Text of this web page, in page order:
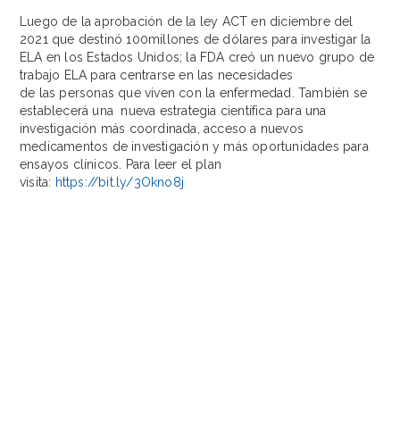
Luego de la aprobación de la ley ACT en diciembre del
2021 que destinó 100millones de dólares para investigar la
ELA en los Estados Unidos; la FDA creó un nuevo grupo de
trabajo ELA para centrarse en las necesidades
de las personas que viven con la enfermedad. También se
establecerá una nueva estrategia científica para una
investigación más coordinada, acceso a nuevos
medicamentos de investigación y más oportunidades para
ensayos clínicos. Para leer el plan
visita: https://bit.ly/3Okno8j